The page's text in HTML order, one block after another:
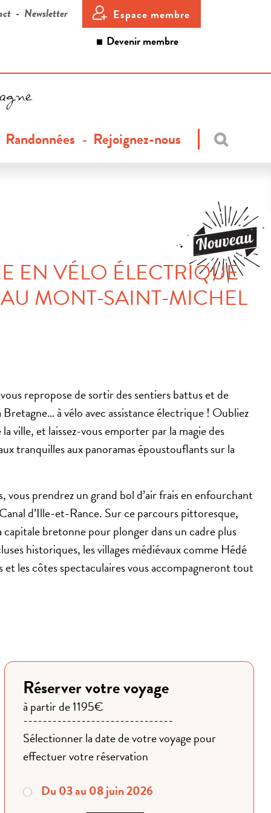
Newsletter
Espace membre
Devenir membre
Randonnées Rejoignez-nous
EN VÉLO ÉLECTRIQUE
MONT-SAINT-MICHEL
repropose de sortir des sentiers battus et de
à vélo avec assistance électrique ! Oubliez
ville, et laissez-vous emporter par la magie des
tranquilles aux panoramas époustouflants sur la
vous prendrez un grand bol d’air frais en enfourchant
d’Ille-et-Rance. Sur ce parcours pittoresque,
bretonne pour plonger dans un cadre plus
historiques, les villages médiévaux comme Hédé
et les côtes spectaculaires vous accompagneront tout
Réserver votre voyage
à partir de 1195€
Sélectionner la date de votre voyage pour
effectuer votre réservation
Du 03 au 08 juin 2026